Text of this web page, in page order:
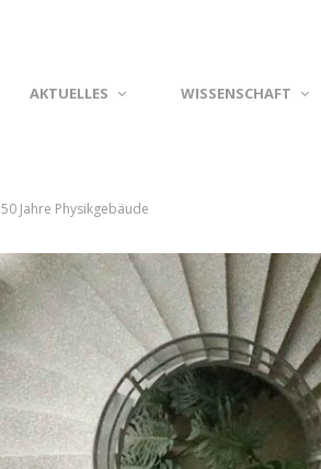
AKTUELLES WISSENSCHAFT
50 Jahre Physikgebäude